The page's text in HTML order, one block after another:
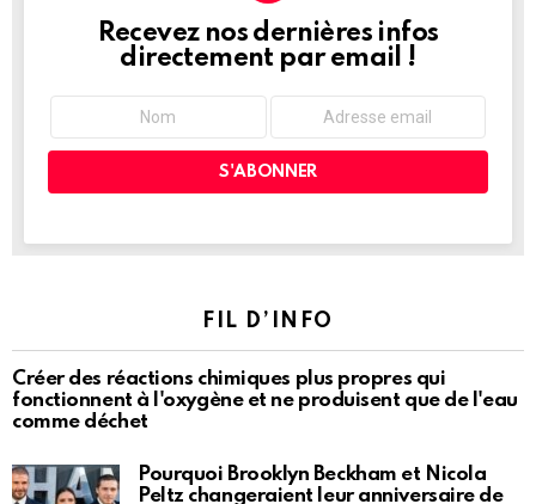
NEWSLETTER
Recevez nos dernières infos
directement par email !
FIL D’INFO
Créer des réactions chimiques plus propres qui
fonctionnent à l'oxygène et ne produisent que de l'eau
comme déchet
Pourquoi Brooklyn Beckham et Nicola
Peltz changeraient leur anniversaire de